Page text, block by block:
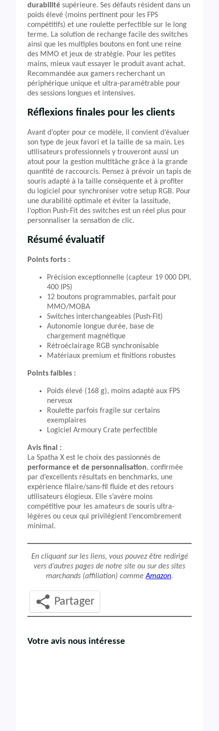
durabilité supérieure. Ses défauts résident dans un
poids élevé (moins pertinent pour les FPS
compétitifs) et une roulette perfectible sur le long
terme. La solution de rechange facile des switches
ainsi que les multiples boutons en font une reine
des MMO et jeux de stratégie. Pour les petites
mains, mieux vaut essayer le produit avant achat.
Recommandée aux gamers recherchant un
périphérique unique et ultra-paramétrable pour
des sessions longues et intensives.
Réflexions finales pour les clients
Avant d’opter pour ce modèle, il convient d’évaluer
son type de jeux favori et la taille de sa main. Les
utilisateurs professionnels y trouveront aussi un
atout pour la gestion multitâche grâce à la grande
quantité de raccourcis. Pensez à prévoir un tapis de
souris adapté à la taille conséquente et à profiter
du logiciel pour synchroniser votre setup RGB. Pour
une durabilité optimale et éviter la lassitude,
l’option Push-Fit des switches est un réel plus pour
personnaliser la sensation de clic.
Résumé évaluatif
Points forts :
Précision exceptionnelle (capteur 19 000 DPI,
400 IPS)
12 boutons programmables, parfait pour
MMO/MOBA
Switches interchangeables (Push-Fit)
Autonomie longue durée, base de
chargement magnétique
Rétroéclairage RGB synchronisable
Matériaux premium et finitions robustes
Points faibles :
Poids élevé (168 g), moins adapté aux FPS
nerveux
Roulette parfois fragile sur certains
exemplaires
Logiciel Armoury Crate perfectible
Avis final :
La Spatha X est le choix des passionnés de
performance et de personnalisation, confirmée
par d’excellents résultats en benchmarks, une
expérience filaire/sans-fil fluide et des retours
utilisateurs élogieux. Elle s’avère moins
compétitive pour les amateurs de souris ultra-
légères ou ceux qui privilégient l’encombrement
minimal.
En cliquant sur les liens, vous pouvez être redirigé
vers d’autres pages de notre site ou sur des sites
marchands (affiliation) commeAmazon.
Partager
Votre avis nous intéresse